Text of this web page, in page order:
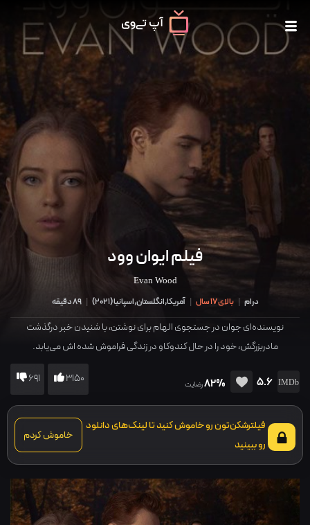
فیلم ایوان وود
Evan Wood
درام | بالای 17 سال | آمریکا,انگلستان,اسپانیا(
2021
)
| 89 دقیقه
نویسنده‌ای جوان در جستجوی الهام برای نوشتن، با شنیدن خبر درگذشت
مادربزرگش، خود را در حال کندوکاو در زندگی فراموش شده اش می‌یابد.
5.6
82%رضایت 3150
691
فیلترشکن‌تون رو خاموش کنید تا لینک‌های دانلود
رو ببینید
خاموش کردم